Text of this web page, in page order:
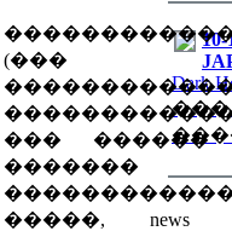
(���
��� ������
�������
�����, news
10-
Dark